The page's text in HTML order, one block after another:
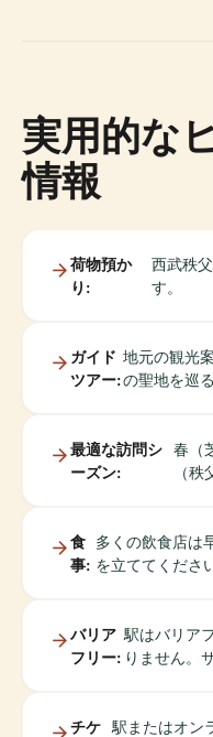
実用的な
情報
荷物預か
り:
西武秩
す。
ガイド
ツアー:
地元の観光
の聖地を巡
最適な訪問シ
ーズン:
春（
（秩
食
事:
多くの飲食店は
を立ててくださ
バリア
フリー:
駅はバリア
りません。
チケ 駅またはオン